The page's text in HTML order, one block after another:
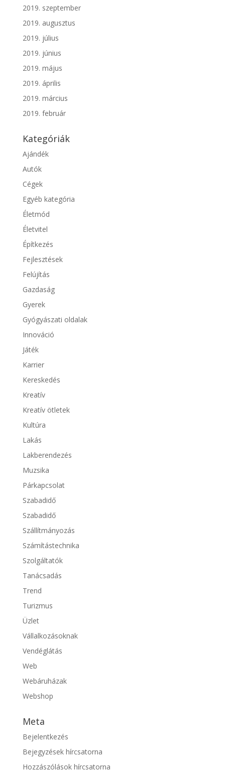
2019. szeptember
2019. augusztus
2019. július
2019. június
2019. május
2019. április
2019. március
2019. február
Kategóriák
Ajándék
Autók
Cégek
Egyéb kategória
Életmód
Életvitel
Építkezés
Fejlesztések
Felújítás
Gazdaság
Gyerek
Gyógyászati oldalak
Innováció
Játék
Karrier
Kereskedés
Kreatív
Kreatív ötletek
Kultúra
Lakás
Lakberendezés
Muzsika
Párkapcsolat
Szabadidő
Szabadidő
Szállítmányozás
Számítástechnika
Szolgáltatók
Tanácsadás
Trend
Turizmus
Üzlet
Vállalkozásoknak
Vendéglátás
Web
Webáruházak
Webshop
Meta
Bejelentkezés
Bejegyzések hírcsatorna
Hozzászólások hírcsatorna